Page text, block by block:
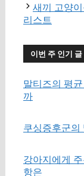
새끼 고양
리스트
이번 주 인기 글
말티즈의 평
까
쿠싱증후군의
강아지에게
항은